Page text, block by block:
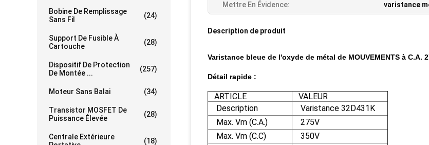
Bobine De Remplissage
Sans Fil
(24)
Support De Fusible À
Cartouche
(28)
Dispositif De Protection
De Montée ...
(257)
Moteur Sans Balai (34)
Transistor MOSFET De
Puissance Élevée
(28)
Centrale Extérieure
(18)
Mettre En Évidence: varistance
Description de produit
Varistance bleue de l'oxyde de métal de MOUVEMENTS à C.A.
Détail rapide :
ARTICLE
VALEUR
Description
Varistance 32D431K
Max. Vm (C.A.)
275V
Max. Vm (C.C)
350V